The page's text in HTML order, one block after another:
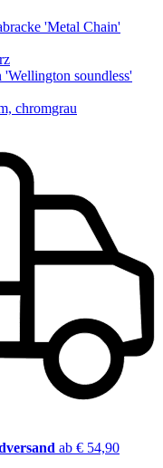
'Metal Chain'
soundless'
chromgrau
ab € 54,90